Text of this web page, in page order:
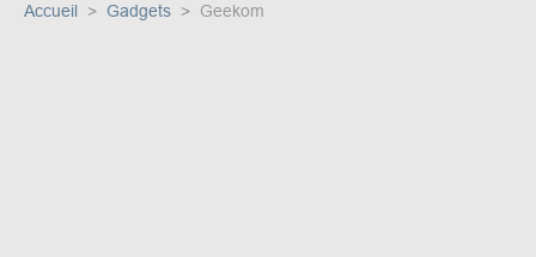
Accueil Gadgets Geekom